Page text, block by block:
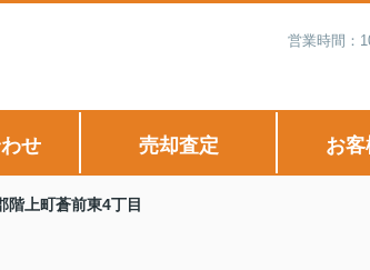
営業時間：
せ 売却査定 お
階上町蒼前東4丁目